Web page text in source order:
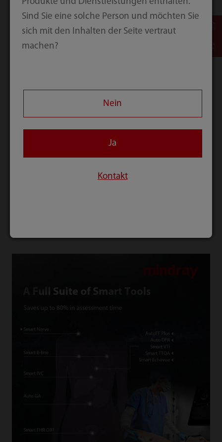
Zum Webinar
Samstag, 4. Juni 2022,
Euroanaesthesia 2022,
Sind Sie eine solche Person und möchten Sie
sich mit den Inhalten der Seite vertraut
machen?
Nein
Ja
Kontakt